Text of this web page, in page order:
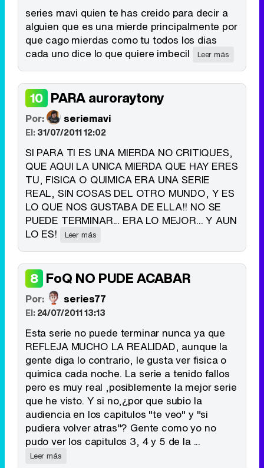
series mavi quien te has creido para decir a
alguien que es una mierde principalmente por
que cago mierdas como tu todos los dias
cada uno dice lo que quiere imbecil
Leer más
10 PARA auroraytony
Por: seriemavi
El:31/07/2011 12:02
SI PARA TI ES UNA MIERDA NO CRITIQUES,
QUE AQUI LA UNICA MIERDA QUE HAY ERES
TU, FISICA O QUIMICA ERA UNA SERIE
REAL, SIN COSAS DEL OTRO MUNDO, Y ES
LO QUE NOS GUSTABA DE ELLA!! NO SE
PUEDE TERMINAR... ERA LO MEJOR... Y AUN
LO ES!
Leer más
8 FoQ NO PUDE ACABAR
Por: series77
El:24/07/2011 13:13
Esta serie no puede terminar nunca ya que
REFLEJA MUCHO LA REALIDAD, aunque la
gente diga lo contrario, le gusta ver fisica o
quimica cada noche. La serie a tenido fallos
pero es muy real ,posiblemente la mejor serie
que he visto. Y si no,¿por que subio la
audiencia en los capitulos "te veo" y "si
pudiera volver atras"? Gente como yo no
pudo ver los capitulos 3, 4 y 5 de la ...
Leer más